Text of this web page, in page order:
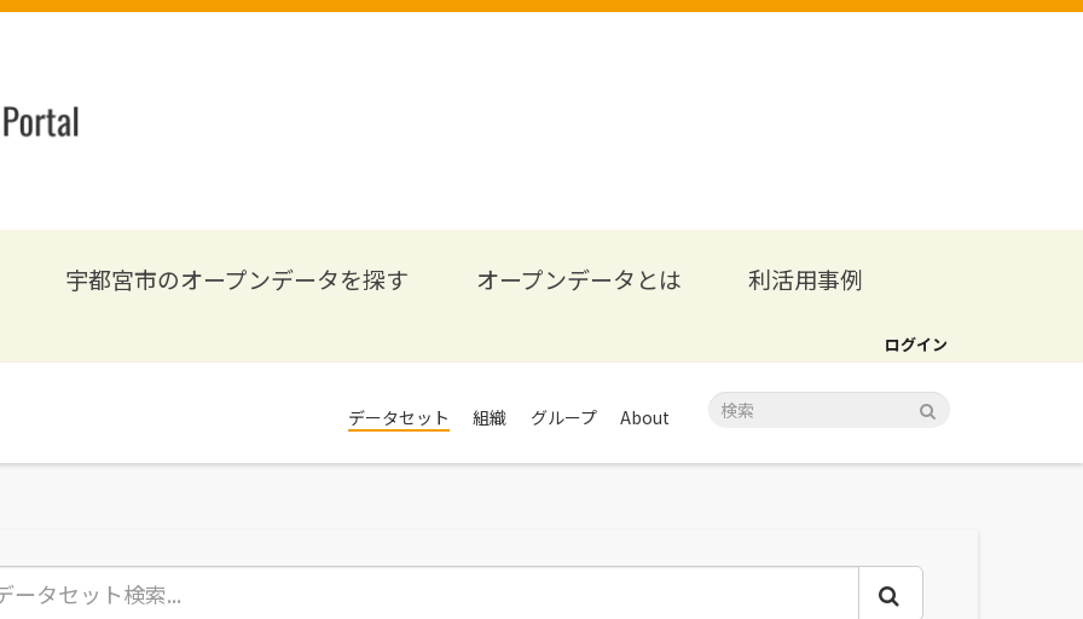
宇都宮市のオープンデータを探す オープンデータとは 利活用事例
ログイン
データセット 組織 グループ About